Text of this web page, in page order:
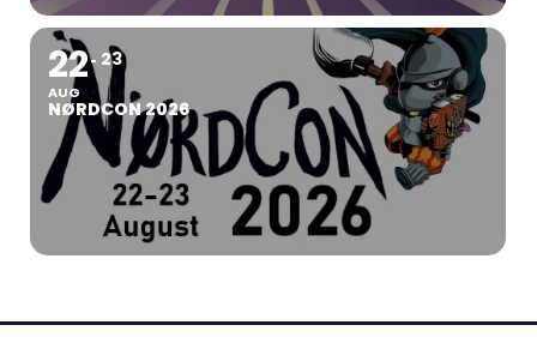
22
AUG
23
NØRDCON 2026